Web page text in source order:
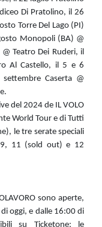
Di Pratolino, il 26
Torre Del Lago (PI)
Monopoli (BA) @
Teatro Dei Ruderi, il
Al Castello, il 5 e 6
Caserta @
del 2024 de IL VOLO
World Tour e di Tutti
le tre serate speciali
9, 11 (sold out) e 12
sono aperte,
oggi, e dalle 16:00 di
su Ticketone; le